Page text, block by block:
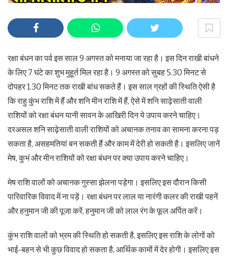
रक्षा बंधन का पर्व इस साल 9 अगस्त को मनाया जा रहा है। इस दिन राखी बांधने
के लिए 7 घंटे का शुभ मुहूर्त मिल रहा है। 9 अगस्त को सुबह 5.30 मिनट से
दोपहर 1.30 मिनट तक राखी बांध सकते हैं। इस साल ग्रहों की स्थिति ऐसी है
कि राहु कुंभ राशि में हैं और शनि मीन राशि में हैं, ऐसे में शनि साढ़ेसाती वाली
राशियों को रक्षा बंधन यानी सावन के आखिरी दिन ये उपाय करने चाहिए।
दरअसल शनि साढ़ेसाती वाली राशियों को अचानक तनाव का सामना करना पड़
सकता है, असहमतियां बन सकती हैं और काम में देरी हो सकती है। इसलिए जानें
मेष, कुभं और मीन राशियों को रक्षा बंधन पर क्या उपाय करने चाहिए।
मेष राशि वालों को अचानक गुस्सा झेलना पड़ेगा। इसलिए इस दौरान किसी
पारिवारिक विवाद में ना पड़ें। रक्षा बंधन पर लाल या नारंगी कलर की राखी पहनें
और हनुमान जी की पूजा करें, हनुमान जी को लाल रंग के फूल अर्पित करें।
कुंभ राशि वालों को भ्रम की स्थिति हो सकती है, इसलिए इस राशि के लोगों को
भाई-बहन से भी कुछ विवाद हो सकता है, आर्थिक कामों में देर होगी। इसलिए इस